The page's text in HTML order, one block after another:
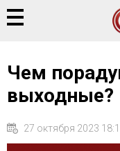
Чем
выходные?
27 октября 2023